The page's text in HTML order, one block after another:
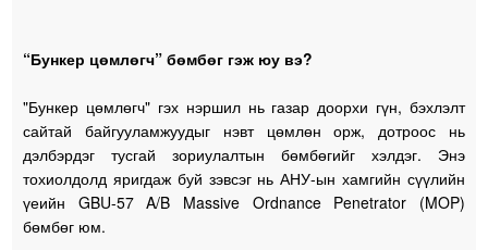
“Бункер цөмлөгч” бөмбөг гэж юу вэ?
"Бункер цөмлөгч" гэх нэршил нь газар доорхи гүн, бэхлэлт
сайтай байгууламжуудыг нэвт цөмлөн орж, дотроос нь
дэлбэрдэг тусгай зориулалтын бөмбөгийг хэлдэг. Энэ
тохиолдолд яригдаж буй зэвсэг нь АНУ-ын хамгийн сүүлийн
үеийн GBU-57 A/B Massive Ordnance Penetrator (MOP)
бөмбөг юм.